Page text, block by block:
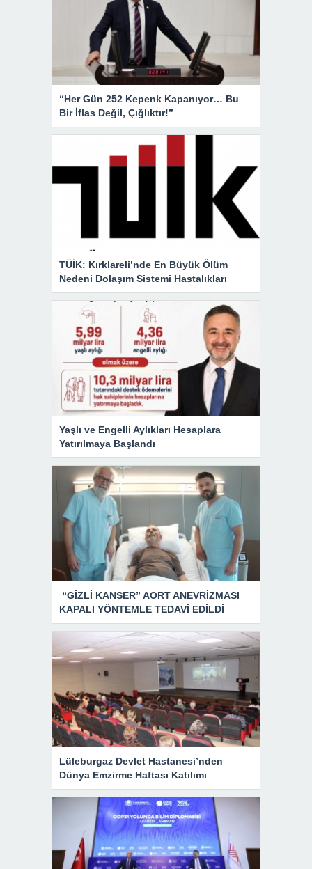
“Her Gün 252 Kepenk Kapanıyor… Bu
Bir İflas Değil, Çığlıktır!”
TÜİK: Kırklareli’nde En Büyük Ölüm
Nedeni Dolaşım Sistemi Hastalıkları
Yaşlı ve Engelli Aylıkları Hesaplara
Yatırılmaya Başlandı
“GİZLİ KANSER” AORT ANEVRİZMASI
KAPALI YÖNTEMLE TEDAVİ EDİLDİ
Lüleburgaz Devlet Hastanesi’nden
Dünya Emzirme Haftası Katılımı